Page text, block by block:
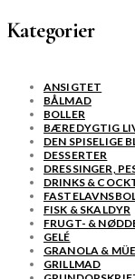
Kategorier
ANSIGTET
BÅLMAD
BOLLER
BÆREDYGTIG
DEN SPISELIGE
DESSERTER
DRESSINGER,
DRINKS &
FISK & SKALDYR
FRUGT- &
GELÉ
GRANOLA &
GRILLMAD